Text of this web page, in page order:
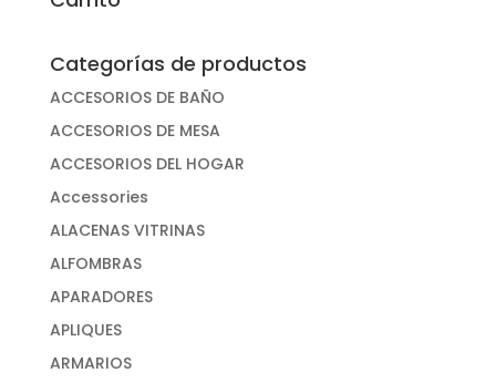
Categorías de productos
ACCESORIOS DE BAÑO
ACCESORIOS DE MESA
ACCESORIOS DEL HOGAR
Accessories
ALACENAS VITRINAS
ALFOMBRAS
APARADORES
APLIQUES
ARMARIOS